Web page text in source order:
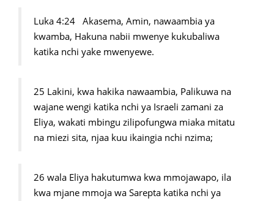
Luka 4:24 Akasema, Amin, nawaambia ya
kwamba, Hakuna nabii mwenye kukubaliwa
katika nchi yake mwenyewe.
25 Lakini, kwa hakika nawaambia, Palikuwa na
wajane wengi katika nchi ya Israeli zamani za
Eliya, wakati mbingu zilipofungwa miaka mitatu
na miezi sita, njaa kuu ikaingia nchi nzima;
26 wala Eliya hakutumwa kwa mmojawapo, ila
kwa mjane mmoja wa Sarepta katika nchi ya